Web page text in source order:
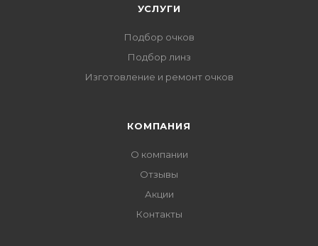
УСЛУГИ
Подбор очков
Подбор линз
Изготовление и ремонт очков
КОМПАНИЯ
О компании
Отзывы
Акции
Контакты